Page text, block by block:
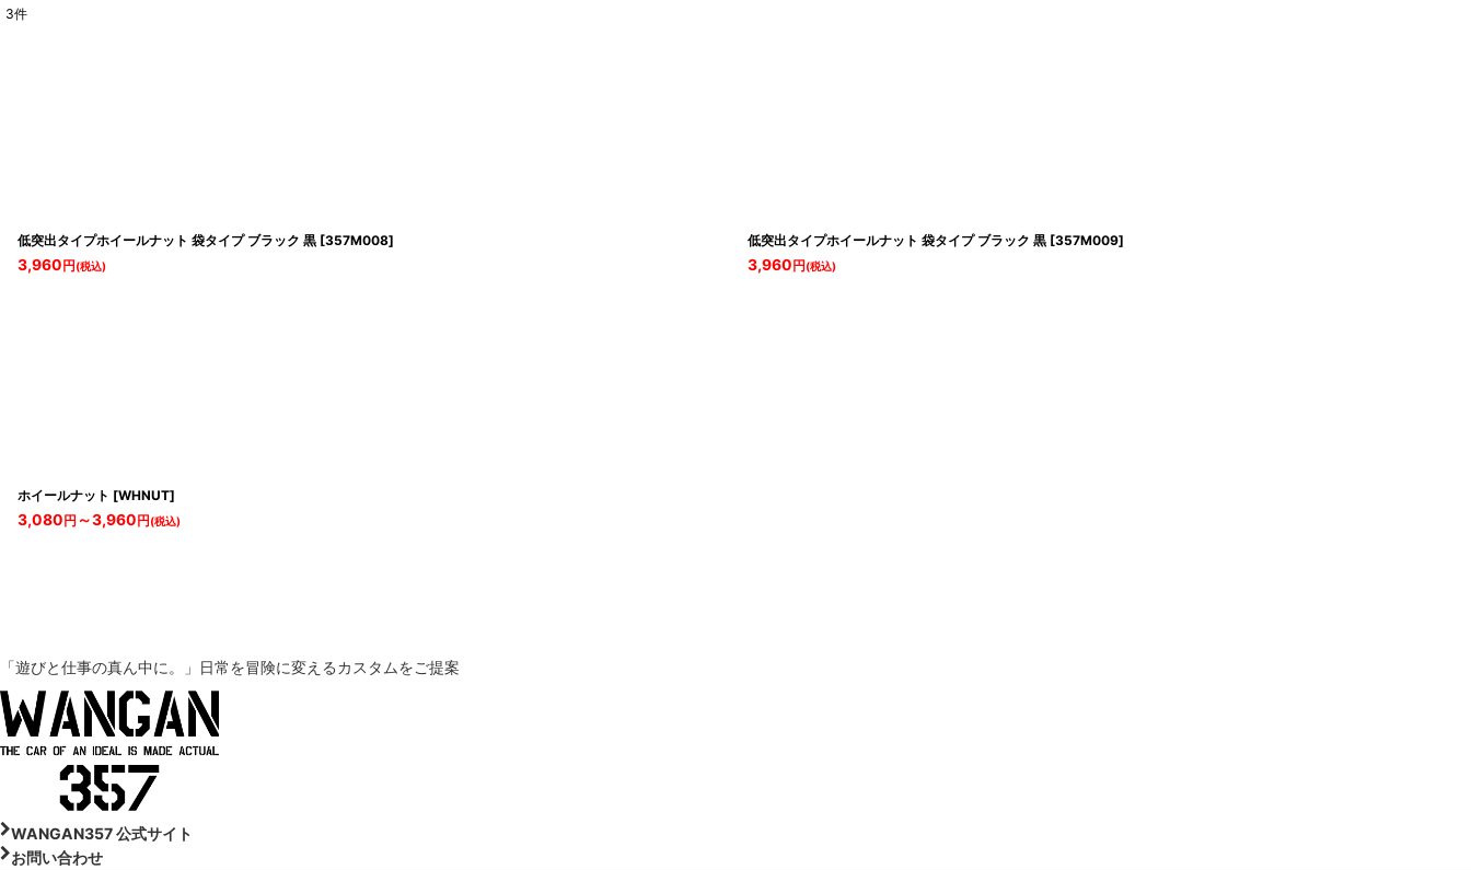
3件
低突出タイプホイールナット 袋タイプ ブラック 黒 [357M008]
3,960 円 (税込)
低突出タイプホイールナット 袋タイプ ブラック 黒 [357M009]
3,960 円 (税込)
ホイールナット [WHNUT]
3,080 円 ～3,960 円 (税込)
「遊びと仕事の真ん中に。」 日常を冒険に変えるカスタムをご提案
WANGAN357 公式サイト
お問い合わせ